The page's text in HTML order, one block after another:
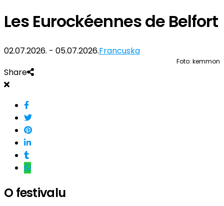
Les Eurockéennes de Belfort
02.07.2026. - 05.07.2026.Francuska
Foto: kemmon
Share
O festivalu